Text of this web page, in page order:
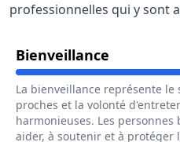
professionnelles qui y sont
Bienveillance Pour Le
La bienveillance représente
proches et la volonté
harmonieuses. Les
aider, à soutenir et à protéger